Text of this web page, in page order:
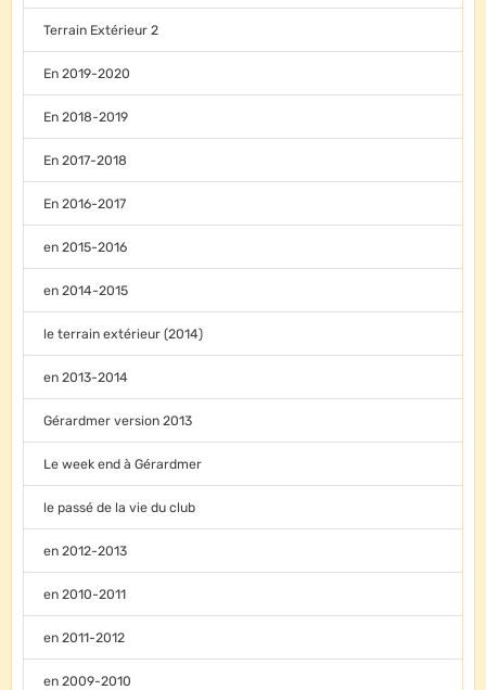
Terrain Extérieur 2
En 2019-2020
En 2018-2019
En 2017-2018
En 2016-2017
en 2015-2016
en 2014-2015
le terrain extérieur (2014)
en 2013-2014
Gérardmer version 2013
Le week end à Gérardmer
le passé de la vie du club
en 2012-2013
en 2010-2011
en 2011-2012
en 2009-2010